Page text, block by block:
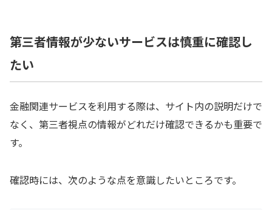
第三者情報が少ないサービスは慎重に確認し
たい
金融関連サービスを利用する際は、サイト内の説明だけで
なく、第三者視点の情報がどれだけ確認できるかも重要で
す。
確認時には、次のような点を意識したいところです。